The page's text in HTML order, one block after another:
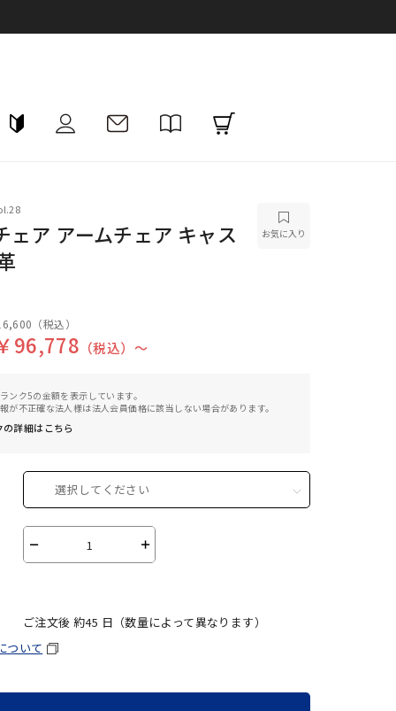
ア アームチェア キャス
お気に入り
（税込）
96,778 （税込）〜
ンク5の金額を表示しています。
が不正確な法人様は法人会員価格に該当しない場合があります。
詳細はこちら
選択してください
－ ＋
ご注文後 約45 日（数量によって異なります）
ついて